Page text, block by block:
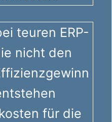
teuren ERP-
nicht den
für die